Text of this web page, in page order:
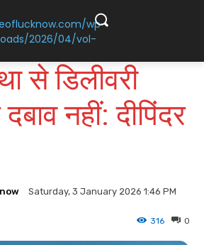
से डिलीवरी
दबाव नहीं: दीपिंदर
Saturday, 3 January 2026 1:46 PM
0
316